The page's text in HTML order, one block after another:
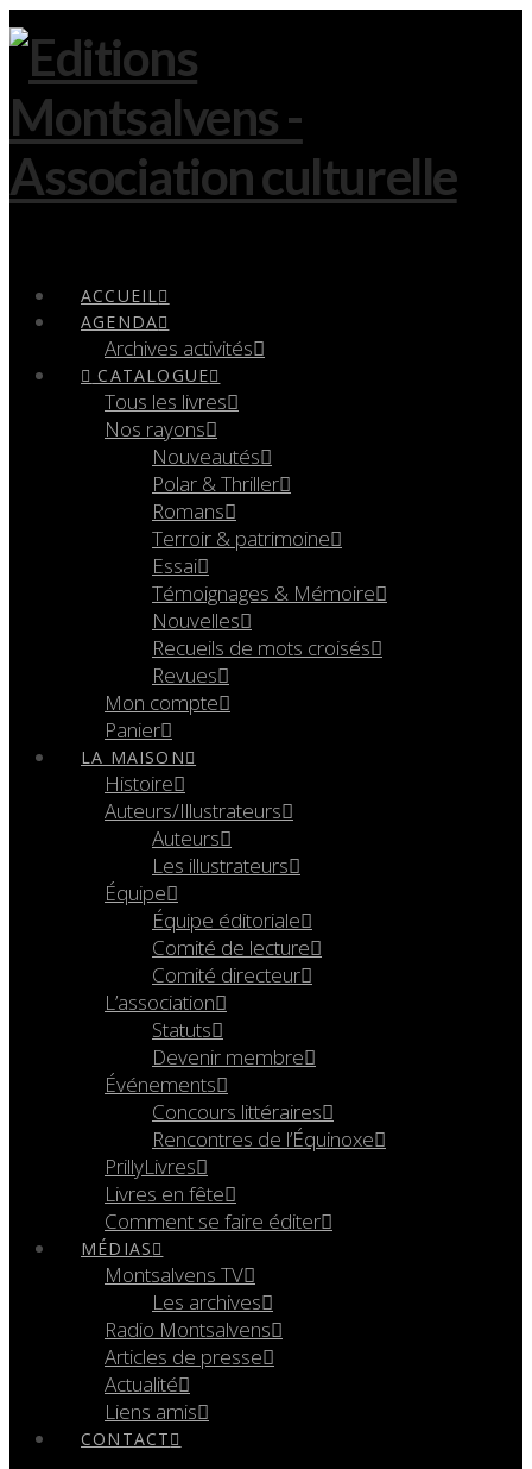
ACCUEIL
AGENDA
Archives activités
CATALOGUE
Tous les livres
Nos rayons
Nouveautés
Polar & Thriller
Romans
Terroir & patrimoine
Essai
Témoignages & Mémoire
Nouvelles
Recueils de mots croisés
Revues
Mon compte
Panier
LA MAISON
Histoire
Auteurs/Illustrateurs
Auteurs
Les illustrateurs
Équipe
Équipe éditoriale
Comité de lecture
Comité directeur
L’association
Statuts
Devenir membre
Événements
Concours littéraires
Rencontres de l’Équinoxe
PrillyLivres
Livres en fête
Comment se faire éditer
MÉDIAS
Montsalvens TV
Les archives
Radio Montsalvens
Articles de presse
Actualité
Liens amis
CONTACT